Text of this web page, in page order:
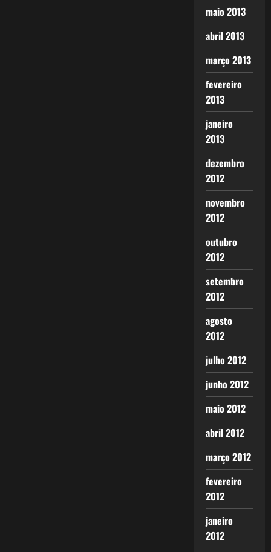
maio 2013
abril 2013
março 2013
fevereiro
2013
janeiro
2013
dezembro
2012
novembro
2012
outubro
2012
setembro
2012
agosto
2012
julho 2012
junho 2012
maio 2012
abril 2012
março 2012
fevereiro
2012
janeiro
2012